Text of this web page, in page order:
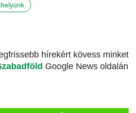
hírekért kövess minket
Google News oldalán